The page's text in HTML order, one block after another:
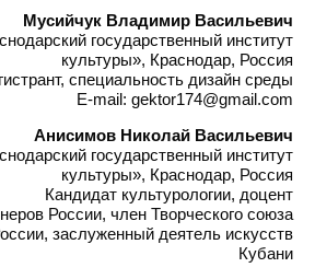
Мусийчук Владимир Васильевич
государственный институт
культуры», Краснодар, Россия
специальность дизайн среды
E-mail: gektor174@gmail.com
Анисимов Николай Васильевич
государственный институт
культуры», Краснодар, Россия
Кандидат культурологии, доцент
России, член Творческого союза
заслуженный деятель искусств
Кубани